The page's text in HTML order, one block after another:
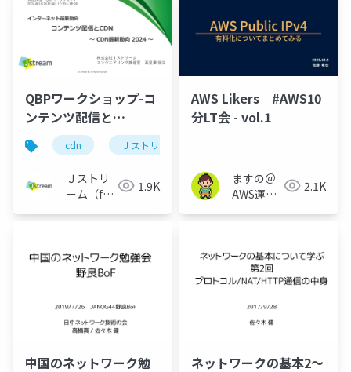
QBPワークショップ-コ
ンテンツ配信と
CDN_20240126
cdn Ｊストリーム
Ｊストリ
ーム（for
1.9K
AWS Likers #AWS10
分LT会 - vol.1
ますの＠
AWS運用
2.1K
中国のネットワーク勉
ネットワークの基本2〜